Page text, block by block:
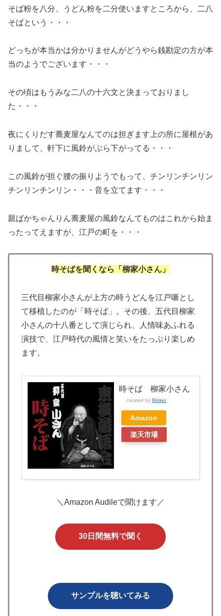
そば粉を八分、うどん粉を二分使いますところから、二八
そばという・・・
どっちが本当かは分かりませんがどうやら銭勘定の方が本
当のようでございます・・・
その頃はもうみな二八の十六文と決まっておりまし
た・・・
夜にくりだす蕎麦屋なんてのは担ぎます上の所に屋根があ
りまして、軒下に風鈴がぶら下がってる・・・
この風鈴が担ぐ腰の振りようでもって、チンリンチンリン
チンリンチンリン・・・音を立てます・・・
親ばかちゃんりん蕎麦屋の風鈴なんてものはこれから始ま
ったってえますが、江戸の町を・・・
時そばを聞くなら「柳家小さん」
三代目柳家小さんが上方の時うどんを江戸噺とし
て移植したのが「時そば」。その後、五代目柳家
小さんの十八番として演じられ、人情味あふれる
演技で、江戸時代の風情と笑いをたっぷり楽しめ
ます。
時そば 柳家小さん
created by Rinker
Amazon
楽天市場
＼Amazon Audileで聞けます／
30日間無料で聞く
サンプルを聴いてみる